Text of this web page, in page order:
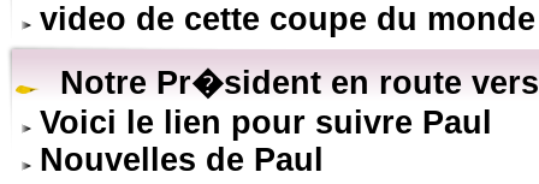
video de cette coupe du monde
Notre Pr�sident en route
Voici le lien pour suivre Paul
Nouvelles de Paul